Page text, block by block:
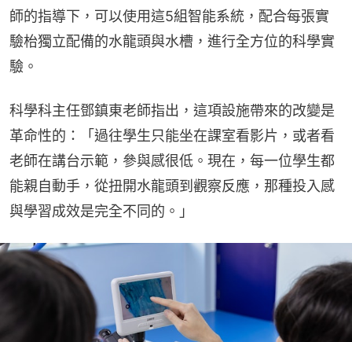
師的指導下，可以使用這5組智能系統，配合每張實
驗枱獨立配備的水龍頭與水槽，進行全方位的科學實
驗。
科學科主任鄧鎮東老師指出，這項設施帶來的改變是
革命性的：「過往學生只能坐在課室看影片，或者看
老師在講台示範，參與感很低。現在，每一位學生都
能親自動手，從扭開水龍頭到觀察反應，那種投入感
與學習成效是完全不同的。」